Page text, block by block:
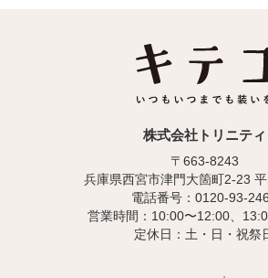
株式会社トリニティ
〒663-8243
兵庫県西宮市津門大箇町2-23
電話番号：0120-93-
営業時間：10:00〜12:00、
定休日：土・日・祝祭